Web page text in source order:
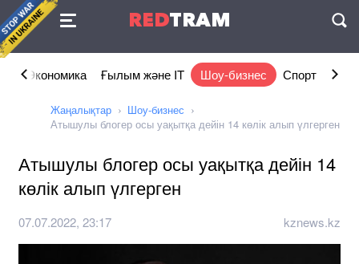
REDTRAM
Келісімі
Экономика Ғылым және IT Шоу-бизнес Спорт Өмір
Жаңалықтар
Шоу-бизнес
Атышулы блогер осы уақытқа дейін 14 көлік алып үлгерген
Атышулы блогер осы уақытқа дейін 14
көлік алып үлгерген
07.07.2022, 23:17 kznews.kz